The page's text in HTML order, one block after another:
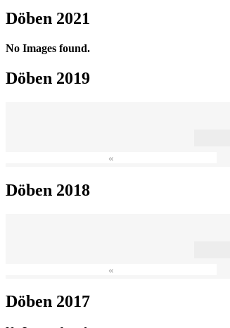
Döben 2021
No Images found.
Döben 2019
«
Döben 2018
«
Döben 2017